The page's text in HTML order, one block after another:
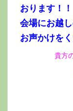
おります！！
会場にお越
お声かけを
貴方